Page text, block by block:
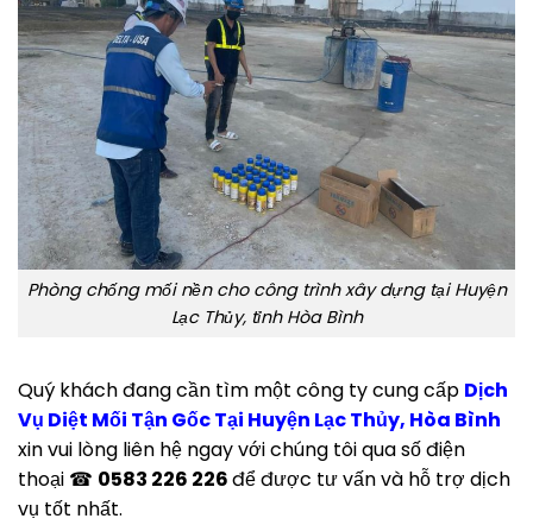
Phòng chống mối nền cho công trình xây dựng tại Huyện
Lạc Thủy, tỉnh Hòa Bình
Quý khách đang cần tìm một công ty cung cấp Dịch
Vụ Diệt Mối Tận Gốc Tại Huyện Lạc Thủy, Hòa Bình
xin vui lòng liên hệ ngay với chúng tôi qua số điện
thoại ☎ 0583 226 226để được tư vấn và hỗ trợ dịch
vụ tốt nhất.